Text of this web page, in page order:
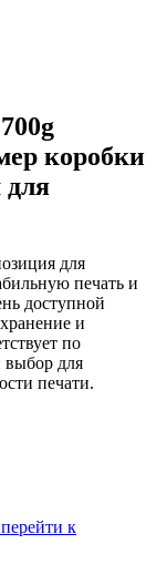
коробки
для
для
печать и
доступной
и
по
выбор для
печати.
перейти к